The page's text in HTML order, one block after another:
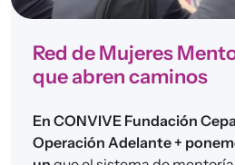
Red de Mujeres
que abren caminos
En CONVIVE Fundación
Operación Adelante +